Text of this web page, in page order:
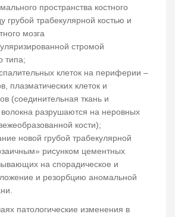
пространства костного
грубой трабекулярной костью и
мозга
стромой
типа;
клеток на периферии –
плазматических клеток и
(соединительная ткань и
разрушаются на неровных
кости);
новой грубой трабекулярной
рисунком цементных
на спорадическое и
и резорбцию аномальной
патологические изменения в